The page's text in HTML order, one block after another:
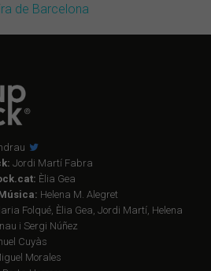
de Barcelona
Jordi Martí Fabra
Èlia Gea
Helena M. Alegret
Folqué, Èlia Gea, Jordi Martí, Helena
i Sergi Núñez
Cuyàs
Morales